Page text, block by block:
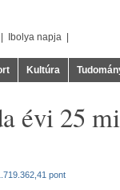
Ibolya napja |
Kultúra
évi 25
pont